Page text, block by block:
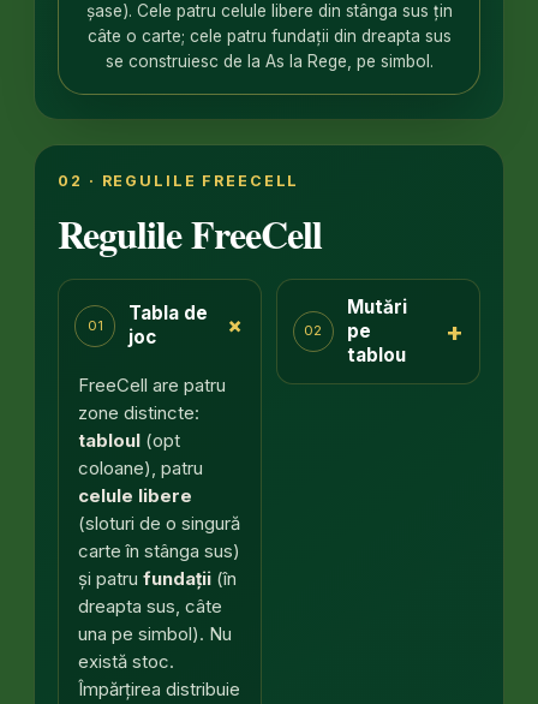
șase). Cele patru celule libere din stânga sus țin
câte o carte; cele patru fundații din dreapta sus
se construiesc de la As la Rege, pe simbol.
02 · REGULILE FREECELL
Regulile FreeCell
01
Tabla de
joc
+
FreeCell are patru
zone distincte:
tabloul (opt
coloane), patru
celule libere
(sloturi de o singură
carte în stânga sus)
și patrufundații (în
dreapta sus, câte
una pe simbol). Nu
există stoc.
Împărțirea distribuie
02
Mutări
pe
tablou
+